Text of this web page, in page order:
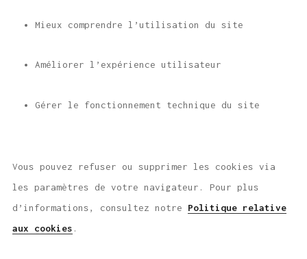
Mieux comprendre l’utilisation du site
Améliorer l’expérience utilisateur
Gérer le fonctionnement technique du site
Vous pouvez refuser ou supprimer les cookies via
les paramètres de votre navigateur. Pour plus
d’informations, consultez notre Politique relative
aux cookies .